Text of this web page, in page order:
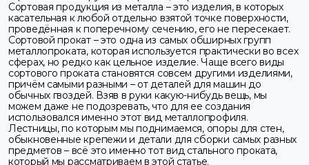
Сортовая продукция из металла – это изделия, в которых
касательная к любой отдельно взятой точке поверхности,
проведённая к поперечному сечению, его не пересекает.
Сортовой прокат – это одна из самых обширных групп
металлопроката, которая используется практически во всех
сферах, но редко как цельное изделие. Чаще всего виды
сортового проката становятся совсем другими изделиями,
причём самыми разными – от деталей для машин до
обычных гвоздей. Взяв в руки какую-нибудь вещь, мы
можем даже не подозревать, что для ее создания
использовался именно этот вид металлопрофиля.
Лестницы, по которым мы поднимаемся, опоры для стен,
обыкновенные крепежи и детали для сборки самых разных
предметов – всё это именно тот вид стального проката,
который мы рассматриваем в этой статье.